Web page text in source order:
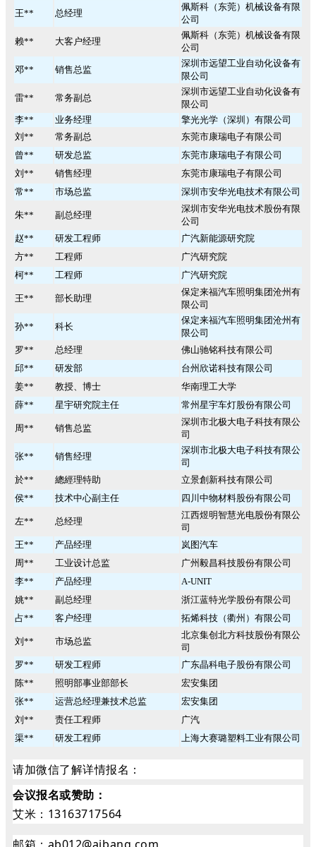
王** 总经理
佩斯科（东莞）机械设备有限
公司
赖** 大客户经理
佩斯科（东莞）机械设备有限
公司
邓** 销售总监
深圳市远望工业自动化设备有
限公司
雷** 常务副总
深圳市远望工业自动化设备有
限公司
李**
业务经理
擎光光学（深圳）有限公司
刘**
常务副总
东莞市康瑞电子有限公司
曾**
研发总监
东莞市康瑞电子有限公司
刘**
销售经理
东莞市康瑞电子有限公司
常**
市场总监 深圳市安华光电技术有限公司
朱** 副总经理
深圳市安华光电技术股份有限
公司
赵**
研发工程师
广汽新能源研究院
方**
工程师
广汽研究院
柯**
工程师 广汽研究院
王** 部长助理
保定来福汽车照明集团沧州有
限公司
孙** 科长
保定来福汽车照明集团沧州有
限公司
罗**
总经理
佛山驰铭科技有限公司
邱**
研发部
台州欣诺科技有限公司
姜**
教授、博士
华南理工大学
薛**
星宇研究院主任 常州星宇车灯股份有限公司
周** 销售总监
深圳市北极大电子科技有限公
司
张** 销售经理
深圳市北极大电子科技有限公
司
於**
總經理特助
立景創新科技有限公司
侯**
技术中心副主任 四川中物材料股份有限公司
左** 总经理
江西煜明智慧光电股份有限公
司
王**
产品经理
岚图汽车
周**
工业设计总监
广州毅昌科技股份有限公司
李**
产品经理
A-UNIT
姚**
副总经理
浙江蓝特光学股份有限公司
占**
客户经理 拓烯科技（衢州）有限公司
刘** 市场总监
北京集创北方科技股份有限公
司
罗**
研发工程师
广东晶科电子股份有限公司
陈**
照明部事业部部长
宏安集团
张**
运营总经理兼技术总监
宏安集团
刘**
责任工程师
广汽
渠**
研发工程师 上海大赛璐塑料工业有限公司
请加微信了解详情报名：
会议报名或赞助 ：
艾米：13163717564